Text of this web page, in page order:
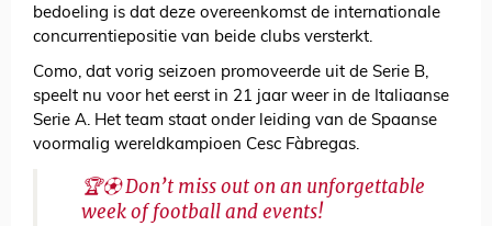
bedoeling is dat deze overeenkomst de internationale
concurrentiepositie van beide clubs versterkt.
Como, dat vorig seizoen promoveerde uit de Serie B,
speelt nu voor het eerst in 21 jaar weer in de Italiaanse
Serie A. Het team staat onder leiding van de Spaanse
voormalig wereldkampioen Cesc Fàbregas.
🏆⚽︎ Don’t miss out on an unforgettable
week of football and events!